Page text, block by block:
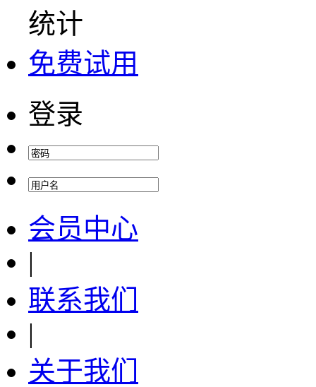
统计
免费试用
登录
会员中心
|
联系我们
|
关于我们